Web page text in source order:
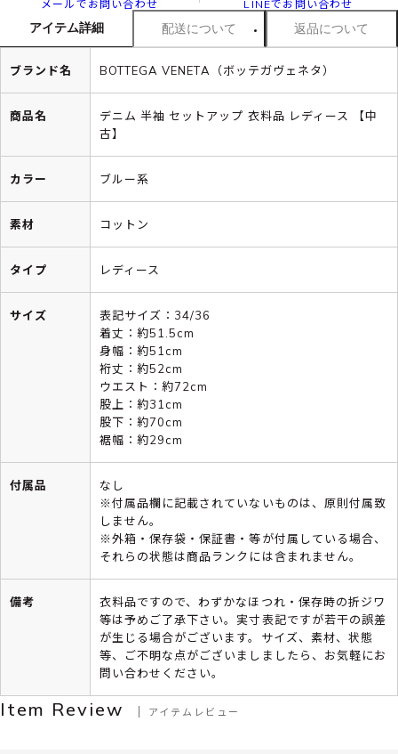
メールでお問い合わせ LINEでお問い合わせ
アイテム詳細 配送について 返品について
ブランド名 BOTTEGA VENETA（ボッテガヴェネタ）
商品名
デニム 半袖 セットアップ 衣料品 レディース 【中
古】
カラー ブルー系
素材 コットン
タイプ レディース
サイズ
表記サイズ：34/36
着丈：約51.5cm
身幅：約51cm
裄丈：約52cm
ウエスト：約72cm
股上：約31cm
股下：約70cm
裾幅：約29cm
付属品
なし
※付属品欄に記載されていないものは、原則付属致
しません。
※外箱・保存袋・保証書・等が付属している場合、
それらの状態は商品ランクには含まれません。
備考
衣料品ですので、わずかなほつれ・保存時の折ジワ
等は予めご了承下さい。実寸表記ですが若干の誤差
が生じる場合がございます。サイズ、素材、状態
等、ご不明な点がございましましたら、お気軽にお
問い合わせください。
Item Review アイテムレビュー